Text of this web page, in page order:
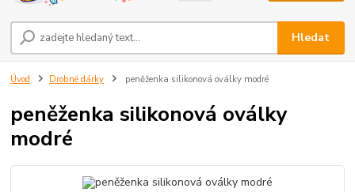
Hledat
Úvod Drobné dárky peněženka silikonová oválky modré
peněženka silikonová oválky
modré